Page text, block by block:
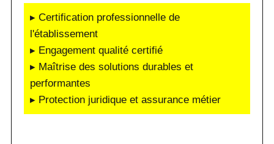
▸ Certification professionnelle de
l'établissement
▸ Engagement qualité certifié
▸ Maîtrise des solutions durables et
performantes
▸ Protection juridique et assurance métier